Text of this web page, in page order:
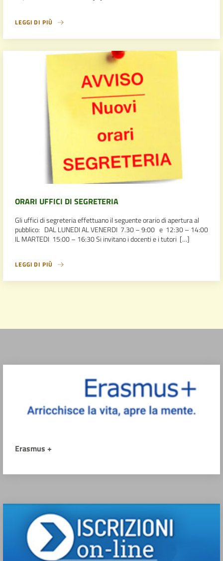
LEGGI DI PIÙ
ORARI UFFICI DI SEGRETERIA
Gli uffici di segreteria effettuano il seguente orario di apertura al
pubblico: DAL LUNEDI AL VENERDI 7.30 – 9:00 e 12:30 – 14:00
IL MARTEDI 15:00 – 16:30 Si invitano i docenti e i tutori […]
LEGGI DI PIÙ
Erasmus +